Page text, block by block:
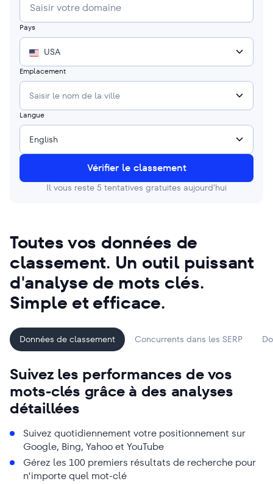
Pays
USA
Emplacement
Saisir le nom de la ville
Langue
English
Vérifier le classement
Il vous reste 5 tentatives gratuites aujourd’hui
Toutes vos données de
classement. Un outil puissant
d'analyse de mots clés.
Simple et efficace.
Données de classement Concurrents dans les SERP
Suivez les performances de vos
mots-clés grâce à des analyses
détaillées
Suivez quotidiennement votre positionnement sur
Google, Bing, Yahoo et YouTube
Gérez les 100 premiers résultats de recherche pour
n'importe quel mot-clé